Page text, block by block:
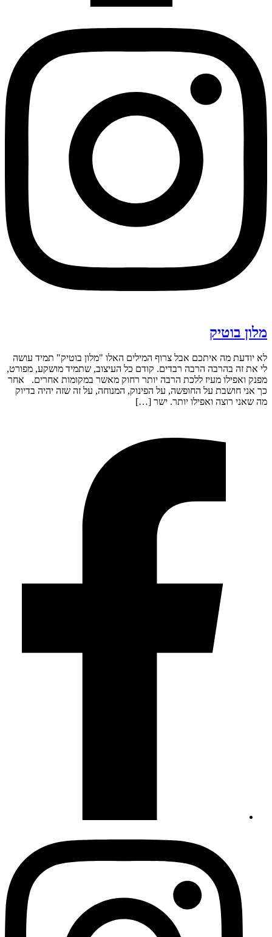
מלון בוטיק
לא יודעת מה איתכם אבל צרוף המילים האלו "מלון בוטיק" תמיד עושה
לי את זה בהרבה הרבה רבדים. קודם כל העיצוב, שתמיד מושקע, מפורט,
מפנק ואפילו מעיז ללכת הרבה יותר רחוק מאשר במקומות אחרים. אחר
כך אני חושבת על החופשה, על הפינוק, המנוחה, על זה שזה יהיה בדיוק
מה שאני רוצה ואפילו יותר. ישר […]